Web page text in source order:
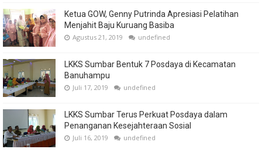
Ketua GOW, Genny Putrinda Apresiasi Pelatihan
Menjahit Baju Kuruang Basiba
Agustus 21, 2019 undefined
LKKS Sumbar Bentuk 7 Posdaya di Kecamatan
Banuhampu
Juli 17, 2019 undefined
LKKS Sumbar Terus Perkuat Posdaya dalam
Penanganan Kesejahteraan Sosial
Juli 16, 2019 undefined